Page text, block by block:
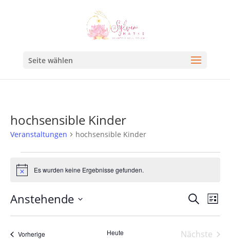
Seite wählen
hochsensible Kinder
Veranstaltungen hochsensible Kinder
HinweisEs wurden keine Ergebnisse gefunden.
Suche
und
SucheListe
Anstehende
Datum
wählen.
VorherigeVeranstaltungen Heute
Nächste